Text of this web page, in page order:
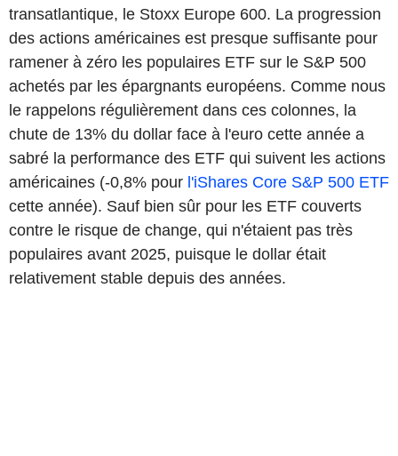
transatlantique, le Stoxx Europe 600. La progression
des actions américaines est presque suffisante pour
ramener à zéro les populaires ETF sur le S&P 500
achetés par les épargnants européens. Comme nous
le rappelons régulièrement dans ces colonnes, la
chute de 13% du dollar face à l'euro cette année a
sabré la performance des ETF qui suivent les actions
américaines (-0,8% pour l'iShares Core S&P 500 ETF
cette année). Sauf bien sûr pour les ETF couverts
contre le risque de change, qui n'étaient pas très
populaires avant 2025, puisque le dollar était
relativement stable depuis des années.